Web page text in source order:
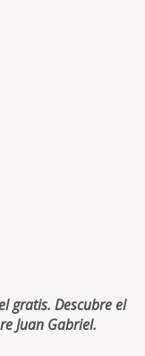
gratis. Descubre el
Juan Gabriel.